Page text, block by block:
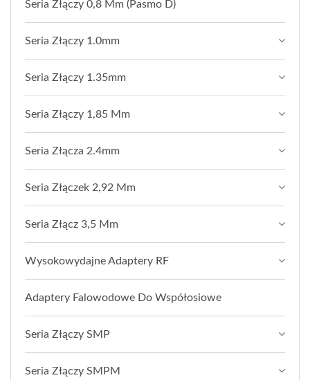
Seria Złączy 0,8 Mm (pasmo D)
Seria Złączy 1.0mm
Seria Złączy 1.35mm
Seria Złączy 1,85 Mm
Seria Złącza 2.4mm
Seria Złączek 2,92 Mm
Seria Złącz 3,5 Mm
Wysokowydajne Adaptery RF
Adaptery Falowodowe Do Współosiowe
Seria Złączy SMP
Seria Złączy SMPM